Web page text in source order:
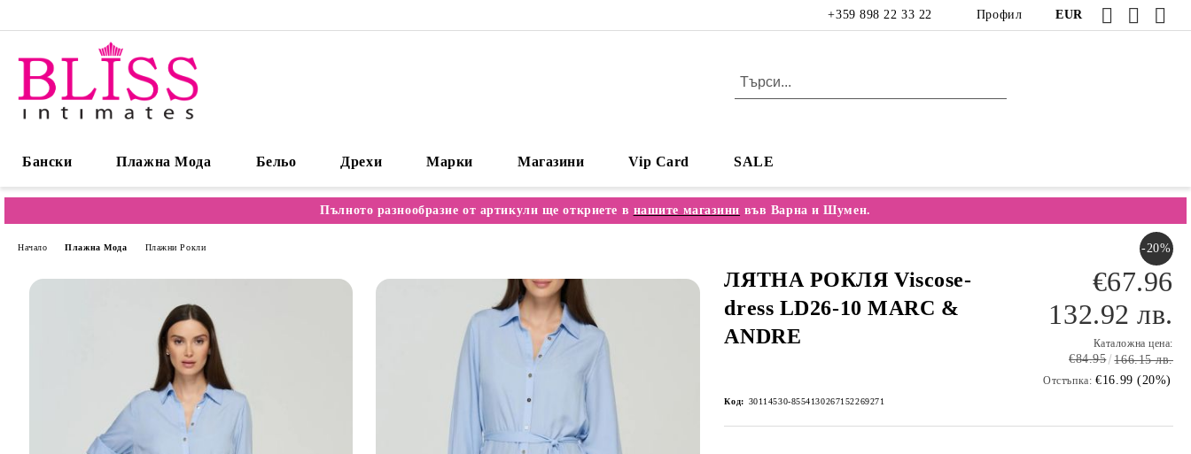
Профил
+359 898 22 33 22 EUR
Бански Плажна Мода Бельо Дрехи Марки Магазини Vip Card SALE
Пълното разнообразие от артикули ще откриете в нашите магазини във Варна и Шумен.
Начало Плажна Мода Плажни Рокли
ЛЯТНА РОКЛЯ Viscose-
dress LD26-10 MARC &
ANDRE
-20%
€67.96
132.92 лв.
Каталожна цена:
€84.95 166.15 лв.
Отстъпка: €16.99 (20%)
Код: 30114530-8554130267152269271